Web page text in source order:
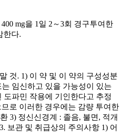
mg을 1일 2～3회 경구투여한
한다.
것. 1) 이 약 및 이 약의 구성성분
임신하고 있을 가능성이 있는
도파민 작용에 기인한다고 추정
로 이러한 경우에는 감량 투여한
3) 정신신경계 : 졸음, 불면, 적개
보관 및 취급상의 주의사항 1) 어